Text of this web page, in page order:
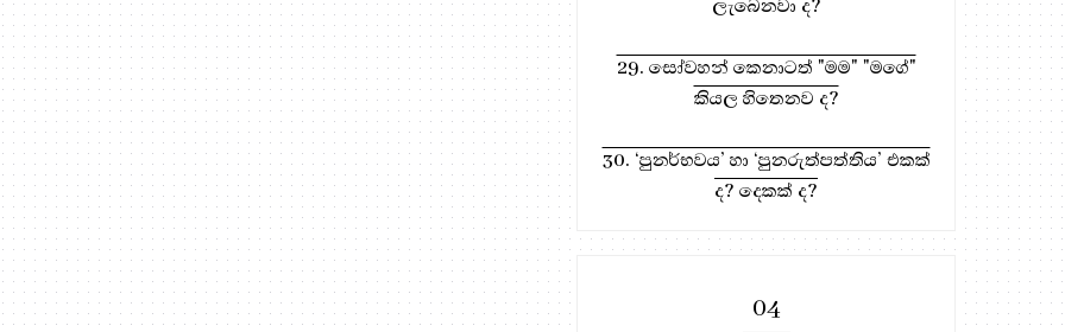
ලැබෙනවා ද?
29. සෝවහන් කෙනාටත් "මම" "මගේ"
කියල හිතෙනව ද?
30. ‘පුනර්භවය’ හා ‘පුනරුත්පත්තිය’ එකක්
ද? දෙකක් ද?
04